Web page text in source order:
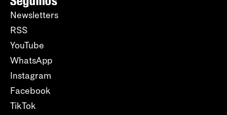
Newsletters
RSS
YouTube
WhatsApp
Instagram
Facebook
TikTok